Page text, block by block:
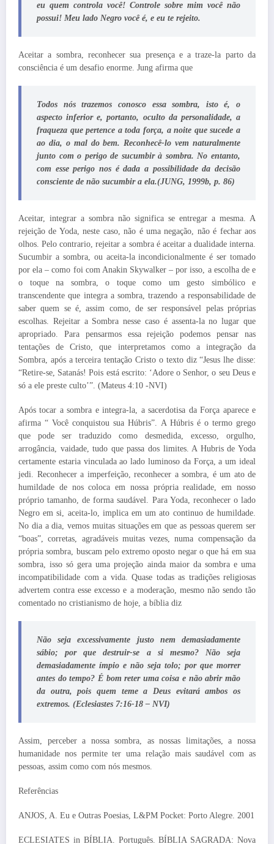
eu quem controla você! Controle sobre mim você não
possui! Meu lado Negro você é, e eu te rejeito.
Aceitar a sombra, reconhecer sua presença e a traze-la parto da
consciência é um desafio enorme. Jung afirma que
Todos nós trazemos conosco essa sombra, isto é, o
aspecto inferior e, portanto, oculto da personalidade, a
fraqueza que pertence a toda força, a noite que sucede a
ao dia, o mal do bem. Reconhecê-lo vem naturalmente
junto com o perigo de sucumbir à sombra. No entanto,
com esse perigo nos é dada a possibilidade da decisão
consciente de não sucumbir a ela.(JUNG, 1999b, p. 86)
Aceitar, integrar a sombra não significa se entregar a mesma. A
rejeição de Yoda, neste caso, não é uma negação, não é fechar aos
olhos. Pelo contrario, rejeitar a sombra é aceitar a dualidade interna.
Sucumbir a sombra, ou aceita-la incondicionalmente é ser tomado
por ela – como foi com Anakin Skywalker – por isso, a escolha de e
o toque na sombra, o toque como um gesto simbólico e
transcendente que integra a sombra, trazendo a responsabilidade de
saber quem se é, assim como, de ser responsável pelas próprias
escolhas. Rejeitar a Sombra nesse caso é assenta-la no lugar que
apropriado. Para pensarmos essa rejeição podemos pensar nas
tentações de Cristo, que interpretamos como a integração da
Sombra, após a terceira tentação Cristo o texto diz “Jesus lhe disse:
“Retire-se, Satanás! Pois está escrito: ‘Adore o Senhor, o seu Deus e
só a ele preste culto’”. (Mateus 4:10 -NVI)
Após tocar a sombra e integra-la, a sacerdotisa da Força aparece e
afirma “ Você conquistou sua Húbris”. A Húbris é o termo grego
que pode ser traduzido como desmedida, excesso, orgulho,
arrogância, vaidade, tudo que passa dos limites. A Hubris de Yoda
certamente estaria vinculada ao lado luminoso da Força, a um ideal
jedi. Reconhecer a imperfeição, reconhecer a sombra, é um ato de
humildade de nos coloca em nossa própria realidade, em nosso
próprio tamanho, de forma saudável. Para Yoda, reconhecer o lado
Negro em si, aceita-lo, implica em um ato continuo de humildade.
No dia a dia, vemos muitas situações em que as pessoas querem ser
“boas”, corretas, agradáveis muitas vezes, numa compensação da
própria sombra, buscam pelo extremo oposto negar o que há em sua
sombra, isso só gera uma projeção ainda maior da sombra e uma
incompatibilidade com a vida. Quase todas as tradições religiosas
advertem contra esse excesso e a moderação, mesmo não sendo tão
comentado no cristianismo de hoje, a bíblia diz
Não seja excessivamente justo nem demasiadamente
sábio; por que destruir-se a si mesmo? Não seja
demasiadamente ímpio e não seja tolo; por que morrer
antes do tempo? É bom reter uma coisa e não abrir mão
da outra, pois quem teme a Deus evitará ambos os
extremos. (Eclesiastes 7:16-18 – NVI)
Assim, perceber a nossa sombra, as nossas limitações, a nossa
humanidade nos permite ter uma relação mais saudável com as
pessoas, assim como com nós mesmos.
Referências
ANJOS, A. Eu e Outras Poesias, L&PM Pocket: Porto Alegre. 2001
ECLESIATES in BÍBLIA. Português. BÍBLIA SAGRADA: Nova